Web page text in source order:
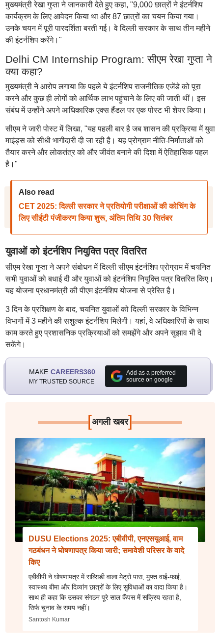
मुख्यमंत्री रेखा गुप्ता ने जानकारी देते हुए कहा, "9,000 छात्रों ने इंटर्नशिप
कार्यक्रम के लिए आवेदन किया था और 87 छात्रों का चयन किया गया।
उनके चयन में पूरी पारदर्शिता बरती गई। वे दिल्ली सरकार के साथ तीन महीने
की इंटर्नशिप करेंगे।"
Delhi CM Internship Program: सीएम रेखा गुप्ता ने
क्या कहा?
मुख्यमंत्री ने आरोप लगाया कि पहले ये इंटर्नशिप राजनीतिक एजेंडे को पूरा
करने और कुछ ही लोगों को आर्थिक लाभ पहुंचाने के लिए की जाती थीं। इस
संबंध में उन्होंने अपने आधिकारिक एक्स हैंडल पर एक पोस्ट भी शेयर किया।
सीएम ने जारी पोस्ट में लिखा, "यह पहली बार है जब शासन की प्रक्रिया में युवा
माइंड्स को सीधी भागीदारी दी जा रही है। यह प्रोग्राम नीति-निर्माताओं को
तैयार करने और लोकतंत्र को और जीवंत बनाने की दिशा में ऐतिहासिक पहल
है।"
Also read
CET 2025: दिल्ली सरकार ने प्रतियोगी परीक्षाओं की कोचिंग के
लिए सीईटी पंजीकरण किया शुरू, अंतिम तिथि 30 सितंबर
युवाओं को इंटर्नशिप नियुक्ति पत्र वितरित
सीएम रेखा गुप्ता ने अपने संबोधन में दिल्ली सीएम इंटर्नशिप प्रोग्राम में चयनित
सभी युवाओं को बधाई दी और युवाओं को इंटर्नशिप नियुक्ति पत्र वितरित किए।
यह योजना प्रधानमंत्री की पीएम इंटर्नशिप योजना से प्रेरित है।
3 दिन के प्रशिक्षण के बाद, चयनित युवाओं को दिल्ली सरकार के विभिन्न
विभागों में 3 महीने की सशुल्क इंटर्नशिप मिलेगी। यहां, वे अधिकारियों के साथ
काम करते हुए प्रशासनिक प्रक्रियाओं को समझेंगे और अपने सुझाव भी दे
सकेंगे।
MAKE CAREERS360
MY TRUSTED SOURCE
Add as a preferred
source on google
[अगली खबर]
DUSU Elections 2025: एबीवीपी, एनएसयूआई, वाम
गठबंधन ने घोषणापत्र किया जारी; समावेशी परिसर के वादे
किए
एबीवीपी ने घोषणापत्र में सब्सिडी वाला मेट्रो पास, मुफ्त वाई-फाई,
स्वास्थ्य बीमा और दिव्यांग छात्रों के लिए सुविधाओं का वादा किया है।
साथ ही कहा कि उसका संगठन पूरे साल कैंपस में सक्रिय रहता है,
सिर्फ चुनाव के समय नहीं।
Santosh Kumar